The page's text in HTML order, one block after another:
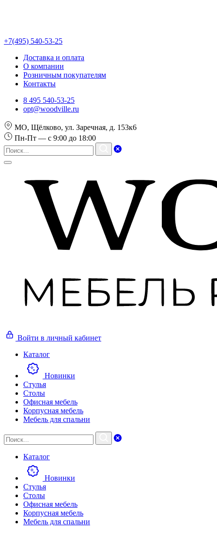
+7(495) 540-53-25
Доставка и оплата
О компании
Розничным покупателям
Контакты
8 495 540-53-25
opt@woodville.ru
МО, Щёлково, ул. Заречная, д. 153к6
Пн-Пт — с 9:00 до 18:00
Войти в личный кабинет
Каталог
Новинки
Стулья
Столы
Офисная мебель
Корпусная мебель
Мебель для спальни
Каталог
Новинки
Стулья
Столы
Офисная мебель
Корпусная мебель
Мебель для спальни